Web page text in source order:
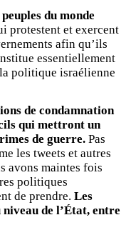
du monde
protestent et exercent
afin qu’ils
essentiellement
politique israélienne
de condamnation
qui mettront un
de guerre. Pas
les tweets et autres
avons maintes fois
politiques
de prendre. Les
de l’État, entre